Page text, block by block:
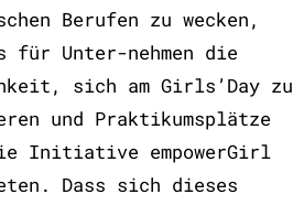
Berufen zu wecken,
für Unter-nehmen die
sich am Girls’Day zu
und Praktikumsplätze
Initiative empowerGirl
Dass sich dieses